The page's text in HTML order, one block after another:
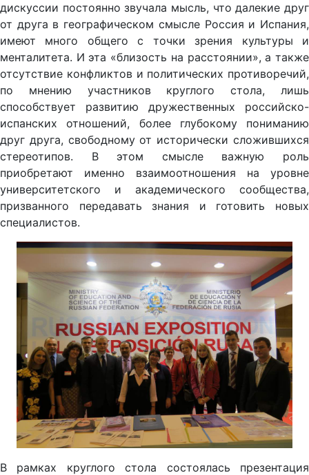
дискуссии постоянно звучала мысль, что далекие друг
от друга в географическом смысле Россия и Испания,
имеют много общего с точки зрения культуры и
менталитета. И эта «близость на расстоянии», а также
отсутствие конфликтов и политических противоречий,
по мнению участников круглого стола, лишь
способствует развитию дружественных российско-
испанских отношений, более глубокому пониманию
друг друга, свободному от исторически сложившихся
стереотипов. В этом смысле важную роль
приобретают именно взаимоотношения на уровне
университетского и академического сообщества,
призванного передавать знания и готовить новых
специалистов.
В рамках круглого стола состоялась презентация